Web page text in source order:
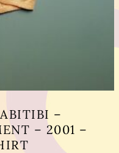
–
– 2001 –